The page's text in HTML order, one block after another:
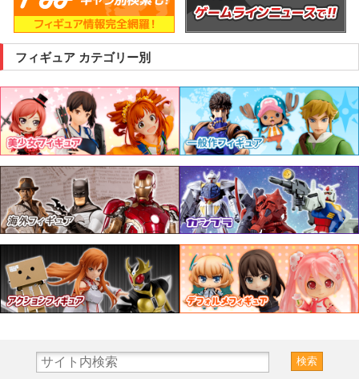
フィギュア カテゴリー別